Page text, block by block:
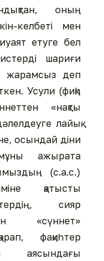
оның
келбеті мен
етуге бел
шариғи
жарамсыз деп
Усули (фиқһ
«нақты
лайық
осындай діни
ажырата
(с.а.с.)
қатысты
сияр
«сүннет»
фақиһтер
аясындағы